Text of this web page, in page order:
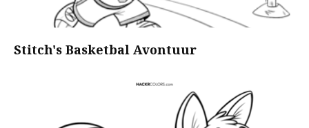
Stitch's Basketbal Avontuur